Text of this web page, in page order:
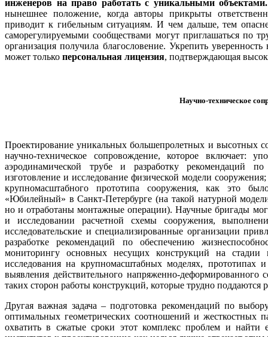
инженеров на право работать с уникальными
нынешнее положение, когда авторы прикрыты
приводит к гибельным ситуациям. И чем дальше, тем
саморегулируемыми сообществами могут приглашаться по
организация получила благословение. Укрепить
может только персональная лицензия, подтверждающая
Научно-техническое
Проектирование уникальных большепролетных и высотных
научно-техническое сопровождение, которое включает:
аэродинамической трубе и разработку рекомендаций
изготовление и исследование физической модели
крупномасштабного прототипа сооружения, как это
«Юбилейный» в Санкт-Петербурге (на такой натурной
но и отработаны монтажные операции). Научные бригады
и исследовании расчетной схемы сооружения,
исследовательские и специализированные организации
разработке рекомендаций по обеспечению
мониторингу основных несущих конструкций на стадии
исследования на крупномасштабных моделях, прототипах
выявления действительного напряженно-
таких сторон работы конструкций, которые трудно
Другая важная задача – подготовка рекомендаций по
оптимальных геометрических соотношений и жесткостных
охватить в сжатые сроки этот комплекс проблем и